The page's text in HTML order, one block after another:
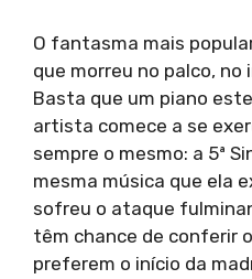
O fantasma mais
que morreu no palco, no
Basta que um piano
artista comece a se
sempre o mesmo: a 5ª
mesma música que ela
sofreu o ataque
têm chance de conferir
preferem o início da